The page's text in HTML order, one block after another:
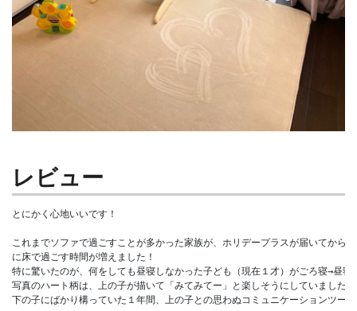
レビュー
とにかく心地いいです！
これまでソファで過ごすことが多かった家族が、ホリデープラスが届いてから
に床で過ごす時間が増えました！
特に驚いたのが、何をしても昼寝しなかった子ども（現在１才）がごろ寝→昼寝
写真のハート柄は、上の子が描いて「みてみてー」と楽しそうにしていました。
下の子にばかり構っていた１年間、上の子との思わぬコミュニケーションツー